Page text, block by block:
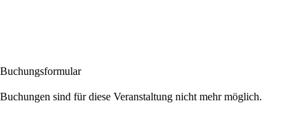
Buchungsformular
Buchungen sind für diese Veranstaltung nicht mehr möglich.